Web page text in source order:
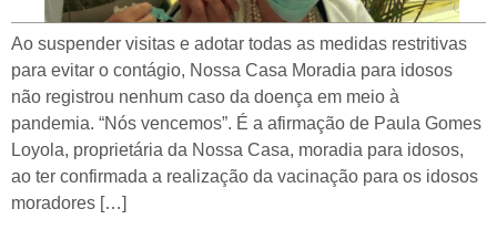
Ao suspender visitas e adotar todas as medidas restritivas
para evitar o contágio, Nossa Casa Moradia para idosos
não registrou nenhum caso da doença em meio à
pandemia. “Nós vencemos”. É a afirmação de Paula Gomes
Loyola, proprietária da Nossa Casa, moradia para idosos,
ao ter confirmada a realização da vacinação para os idosos
moradores […]